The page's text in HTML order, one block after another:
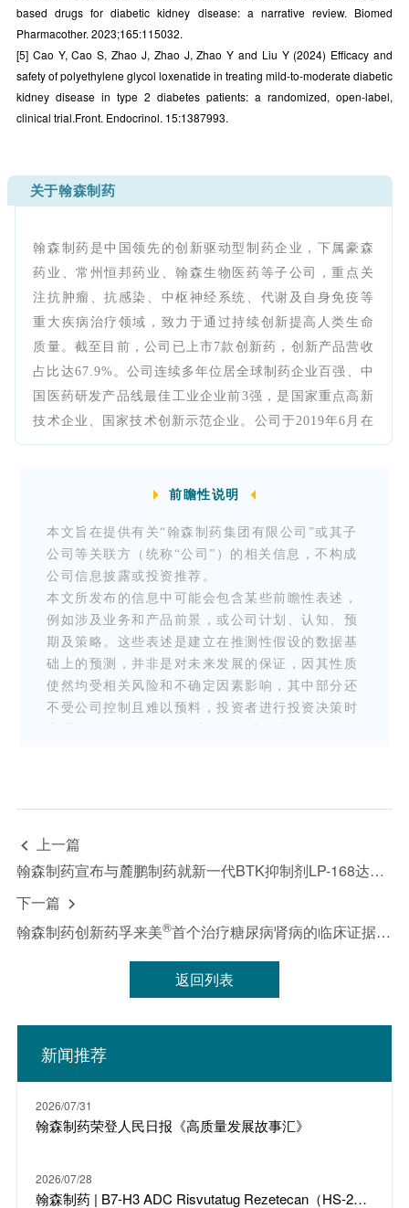
脂蛋白胆固醇均显着改善（均p<0.001）。病程<10
年的患者比病程≥10 年的患者在 HbA1c 水平、
UACR 和 eGFR 方面有更显着的变化（所有
p<0.001）。同时服用血管紧张素转换酶抑制剂/血
管紧张素II受体阻滞剂 (ACEis/ARB) 的患者的
SBP和DBP变化比未服用ACEis/ARB的患者更显
研究结论：
6个月的GLP-1受体激动剂（GLP-1RA）治疗可以
体重，同时减缓肾脏疾病的发展。它独立于血管紧
张素转换酶抑制剂（ACEi）/血管紧张素受体拮抗
剂（ARB）的影响而降低蛋白尿，并且早期使用可
以更快产生效果，这支持了基于证据的临床实践。
based drugs for diabetic kidney disease: a narrative review. Biomed
Pharmacother. 2023;165:115032.
[5]Cao Y, Cao S, Zhao J, Zhao J, Zhao Y and Liu Y (2024) Efficacy and
safety of polyethylene glycol loxenatide in treating mild-to-moderate diabetic
kidney disease in type 2 diabetes patients: a randomized, open-label,
clinical trial.Front. Endocrinol. 15:1387993.
关于翰森制药
翰森制药是中国领先的创新驱动型制药企业，下属豪森
药业、常州恒邦药业、翰森生物医药等子公司，重点关
注抗肿瘤、抗感染、中枢神经系统、代谢及自身免疫等
重大疾病治疗领域，致力于通过持续创新提高人类生命
质量。截至目前，公司已上市7款创新药，创新产品营收
占比达67.9%。公司连续多年位居全球制药企业百强、中
国医药研发产品线最佳工业企业前3强，是国家重点高新
技术企业、国家技术创新示范企业。公司于2019年6月在
香港联交所挂牌上市（股票代码：03692.HK）。更多信
前瞻性说明
本文旨在提供有关“翰森制药集团有限公司”或其子
公司等关联方（统称“公司”）的相关信息，不构成
公司信息披露或投资推荐。
本文所发布的信息中可能会包含某些前瞻性表述，
例如涉及业务和产品前景，或公司计划、认知、预
期及策略。这些表述是建立在推测性假设的数据基
础上的预测，并非是对未来发展的保证，因其性质
使然均受相关风险和不确定因素影响，其中部分还
不受公司控制且难以预料，投资者进行投资决策时
变成不正确而引致的任何责任。
本新闻稿中的所有信息仅及于新闻稿发布之日，无
论是否出现新资料、未来事件或其他情况，除非法
律要求，公司并无责任或义务更新或修改该等信
息。投资者宜参照翰森制药（03692.HK）公告及
 上一篇
翰森制药宣布与麓鹏制药就新一代BTK抑制剂LP-168达成合作
下一篇 
翰森制药创新药孚来美®首个治疗糖尿病肾病的临床证据发表
返回列表
新闻推荐
2026/07/31
翰森制药荣登人民日报《高质量发展故事汇》
2026/07/28
翰森制药 | B7-H3 ADC Risvutatug Rezetecan（HS-20093）骨肉瘤III期临床ARTEMIS-011达到IRC-PFS主要终点